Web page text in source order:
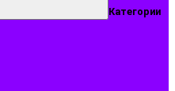
Категории